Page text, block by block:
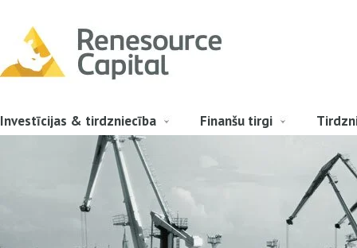
Investīcijas & tirdzniecība Finanšu tirgi